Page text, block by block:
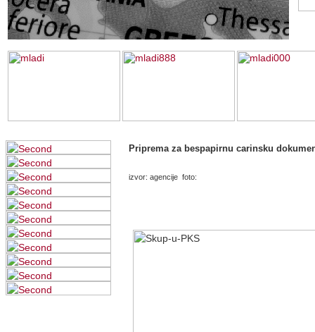
Priprema za bespapirnu carinsku
izvor: agencije foto: